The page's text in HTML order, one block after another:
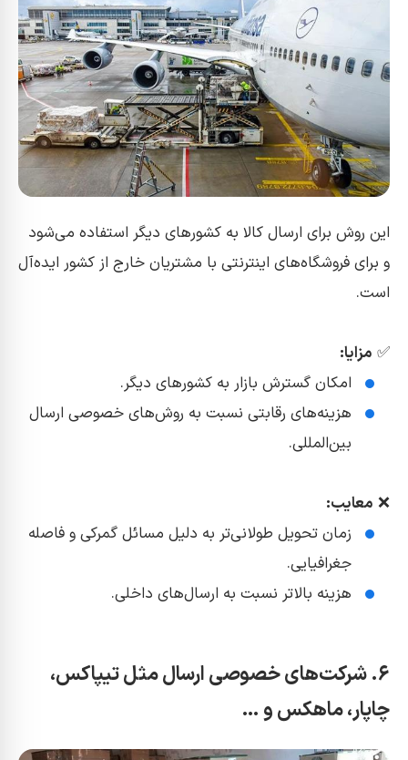
این روش برای ارسال کالا به کشورهای دیگر استفاده می‌شود
و برای فروشگاه‌های اینترنتی با مشتریان خارج از کشور ایده‌آل
است.
✅ مزایا:
امکان گسترش بازار به کشورهای دیگر.
هزینه‌های رقابتی نسبت به روش‌های خصوصی ارسال
بین‌المللی.
❌ معایب:
زمان تحویل طولانی‌تر به دلیل مسائل گمرکی و فاصله
جغرافیایی.
هزینه بالاتر نسبت به ارسال‌های داخلی.
۶. شرکت‌های خصوصی ارسال مثل تیپاکس،
چاپار، ماهکس و …